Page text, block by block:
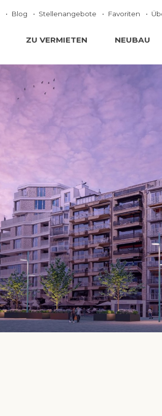
Blog Stellenangebote Favoriten
ZU VERMIETEN NEUBAU